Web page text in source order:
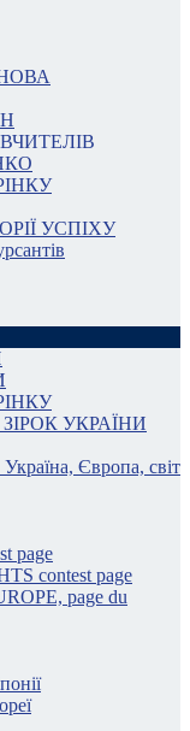
УСПІХУ
УКРАЇНИ
Європа, світ
page
contest page
page du